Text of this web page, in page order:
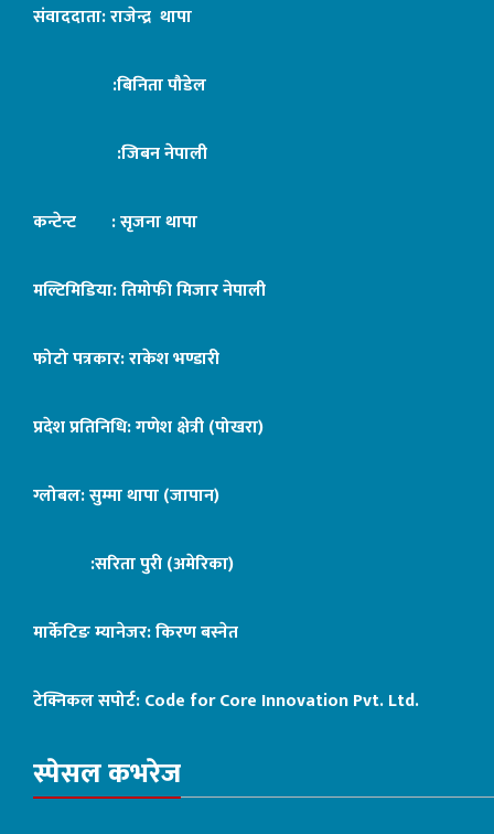
संवाददाता: राजेन्द्र थापा
:बिनिता पौडेल
:जिबन नेपाली
कन्टेन्ट : सृजना थापा
मल्टिमिडिया: तिमोफी मिजार नेपाली
फोटो पत्रकार: राकेश भण्डारी
प्रदेश प्रतिनिधि: गणेश क्षेत्री (पोखरा)
ग्लोबल: सुम्मा थापा (जापान)
:सरिता पुरी (अमेरिका)
मार्केटिङ म्यानेजर: किरण बस्नेत
टेक्निकल सपोर्ट:Code for Core Innovation Pvt. Ltd.
स्पेसल कभरेज